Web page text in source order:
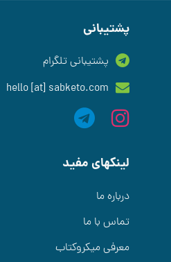
پشتیبانی
پشتیبانی تلگرام
hello [at] sabketo.com
لینکهای مفید
درباره ما
تماس با ما
معرفی میکروکتاب